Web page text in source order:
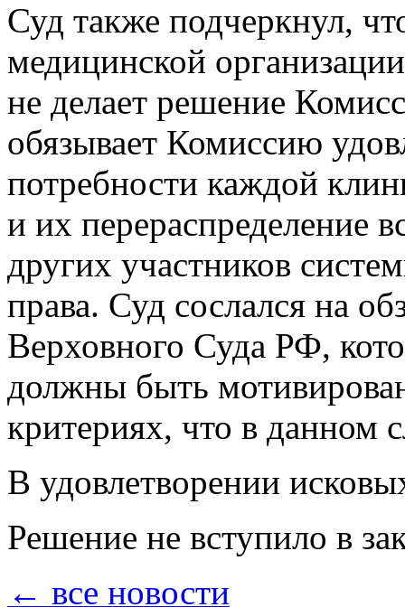
Суд также подчеркнул,
медицинской
не делает решение
обязывает Комиссию
потребности каждой
и их перераспределение
других участников
права. Суд сослался на
Верховного Суда РФ,
должны быть
критериях, что в данном
В удовлетворении
Решение не вступило в
← все новости